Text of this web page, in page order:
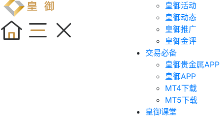
皇御活动
皇御动态
皇御推广
皇御金评
交易必备
皇御贵金属APP
皇御APP
MT4下载
MT5下载
皇御课堂